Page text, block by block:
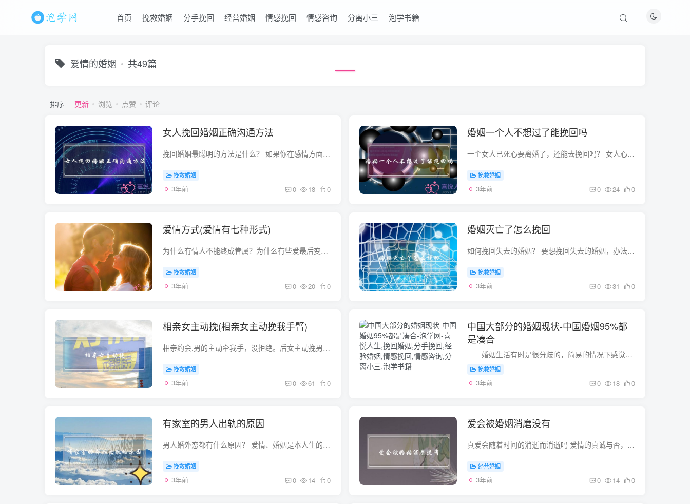
首页 挽救婚姻 分手挽回 经营婚姻 情感挽回 情感咨询 分离小三 泡学书籍
爱情的婚姻 共49篇
排序 更新 浏览 点赞 评论
女人挽回婚姻正确沟通方法
挽回婚姻最聪明的方法是什么？ 如果你在感情方面比较空白，最聪明的做法就是借力，借助专业人士的力量，去面对婚姻，去解决婚姻难题。我以前不懂，自己试过了很多错误的方法，弄和一家人身心俱...
挽救婚姻
3年前 0 18 0
婚姻一个人不想过了能挽回吗
一个女人已死心要离婚了，还能去挽回吗？ 女人心死的那天，就是那个爱她却不懂得珍惜她的那个男人后悔的开始。一般女人都比较留恋感情的，更何况是有了家庭的女人，不会那么容易提离婚了。如果...
挽救婚姻
3年前 0 24 0
爱情方式(爱情有七种形式)
为什么有情人不能终成眷属？为什么有些爱最后变成恨？为什么很多情侣都会在结婚前分手？为什么婚后会有三年之痛、七年之痒？因为这世间并不是所有爱情，都是真正的爱情。美国心理学家斯腾伯格对...
挽救婚姻
3年前 0 20 0
婚姻灭亡了怎么挽回
如何挽回失去的婚姻？ 要想挽回失去的婚姻，办法只有一个：通过自己的努力，让对方感受到你的真心和诚意，并且被你感动。这样，就可以破镜重圆了。 至于能不能成功，既要看你的努力程度，还要看...
挽救婚姻
3年前 0 31 0
相亲女主动挽(相亲女主动挽我手臂)
相亲约会.男的主动牵我手，没拒绝。后女主动挽男的胳膊边走边聊。恋爱少的楼主想知道这算是男女朋友吗？ 差不多吧原来恋爱就是牵手就可以了啊！ 采纳的那位就四个字就行了？太草率了吧你！！！...
挽救婚姻
3年前 0 61 0
中国大部分的婚姻现状-中国婚姻95%都
是凑合
婚姻生活有时是很分歧的，简易的情况下感觉要是有另一方就可以了。但是繁杂的情况下，又感觉婚姻生活夹杂了过多的分歧和辛苦。中国大部分的婚姻现状全是一样的，她们一边要想保持两...
挽救婚姻
3年前 0 18 0
有家室的男人出轨的原因
男人婚外恋都有什么原因？ 爱情、婚姻是本人生的书，婚外恋者往往抱着满腔的激情去“误读”婚外恋，结果往往是让人哭笑不得，只好一声叹息了事。《泰坦尼克》、《廊桥遗梦》这一类的电影往往给...
挽救婚姻
3年前 0 14 0
爱会被婚姻消磨没有
真爱会随着时间的消逝而消逝吗 爱情的真诚与否，不是用时间的长久来衡量。。。 那怕只是一天便消逝的爱恋，只要爱了，都是有所保留，保留在心里，不褪色，不贬值。 不管时间的变迁，还是感情的...
经营婚姻
3年前 0 14 0